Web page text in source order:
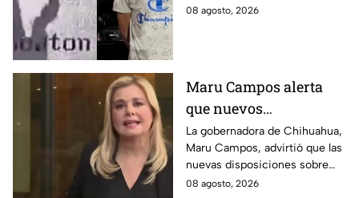
al paso de un tráiler en
08 agosto, 2026
Maru Campos alerta
que nuevos
lineamientos podrían
usarse para sancionar
a periodistas críticos
La gobernadora de Chihuahua,
Maru Campos, advirtió que las
nuevas disposiciones sobre
derechos de las audiencias
08 agosto, 2026